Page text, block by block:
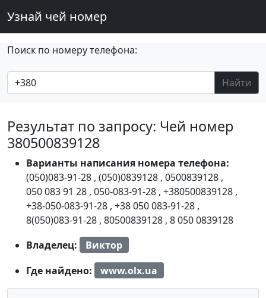
Узнай чей номер
Поиск по номеру телефона:
Найти
Результат по запросу: Чей номер
380500839128
Варианты написания номера телефона:
(050)083-91-28 , (050)0839128 , 0500839128 ,
050 083 91 28 , 050-083-91-28 , +380500839128 ,
+38-050-083-91-28 , +38 050 083-91-28 ,
8(050)083-91-28 , 80500839128 , 8 050 0839128
Владелец:
Виктор
Где найдено:
www.olx.ua